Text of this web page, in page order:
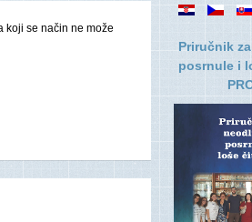
koji se način ne može
Priručnik
posrnule i